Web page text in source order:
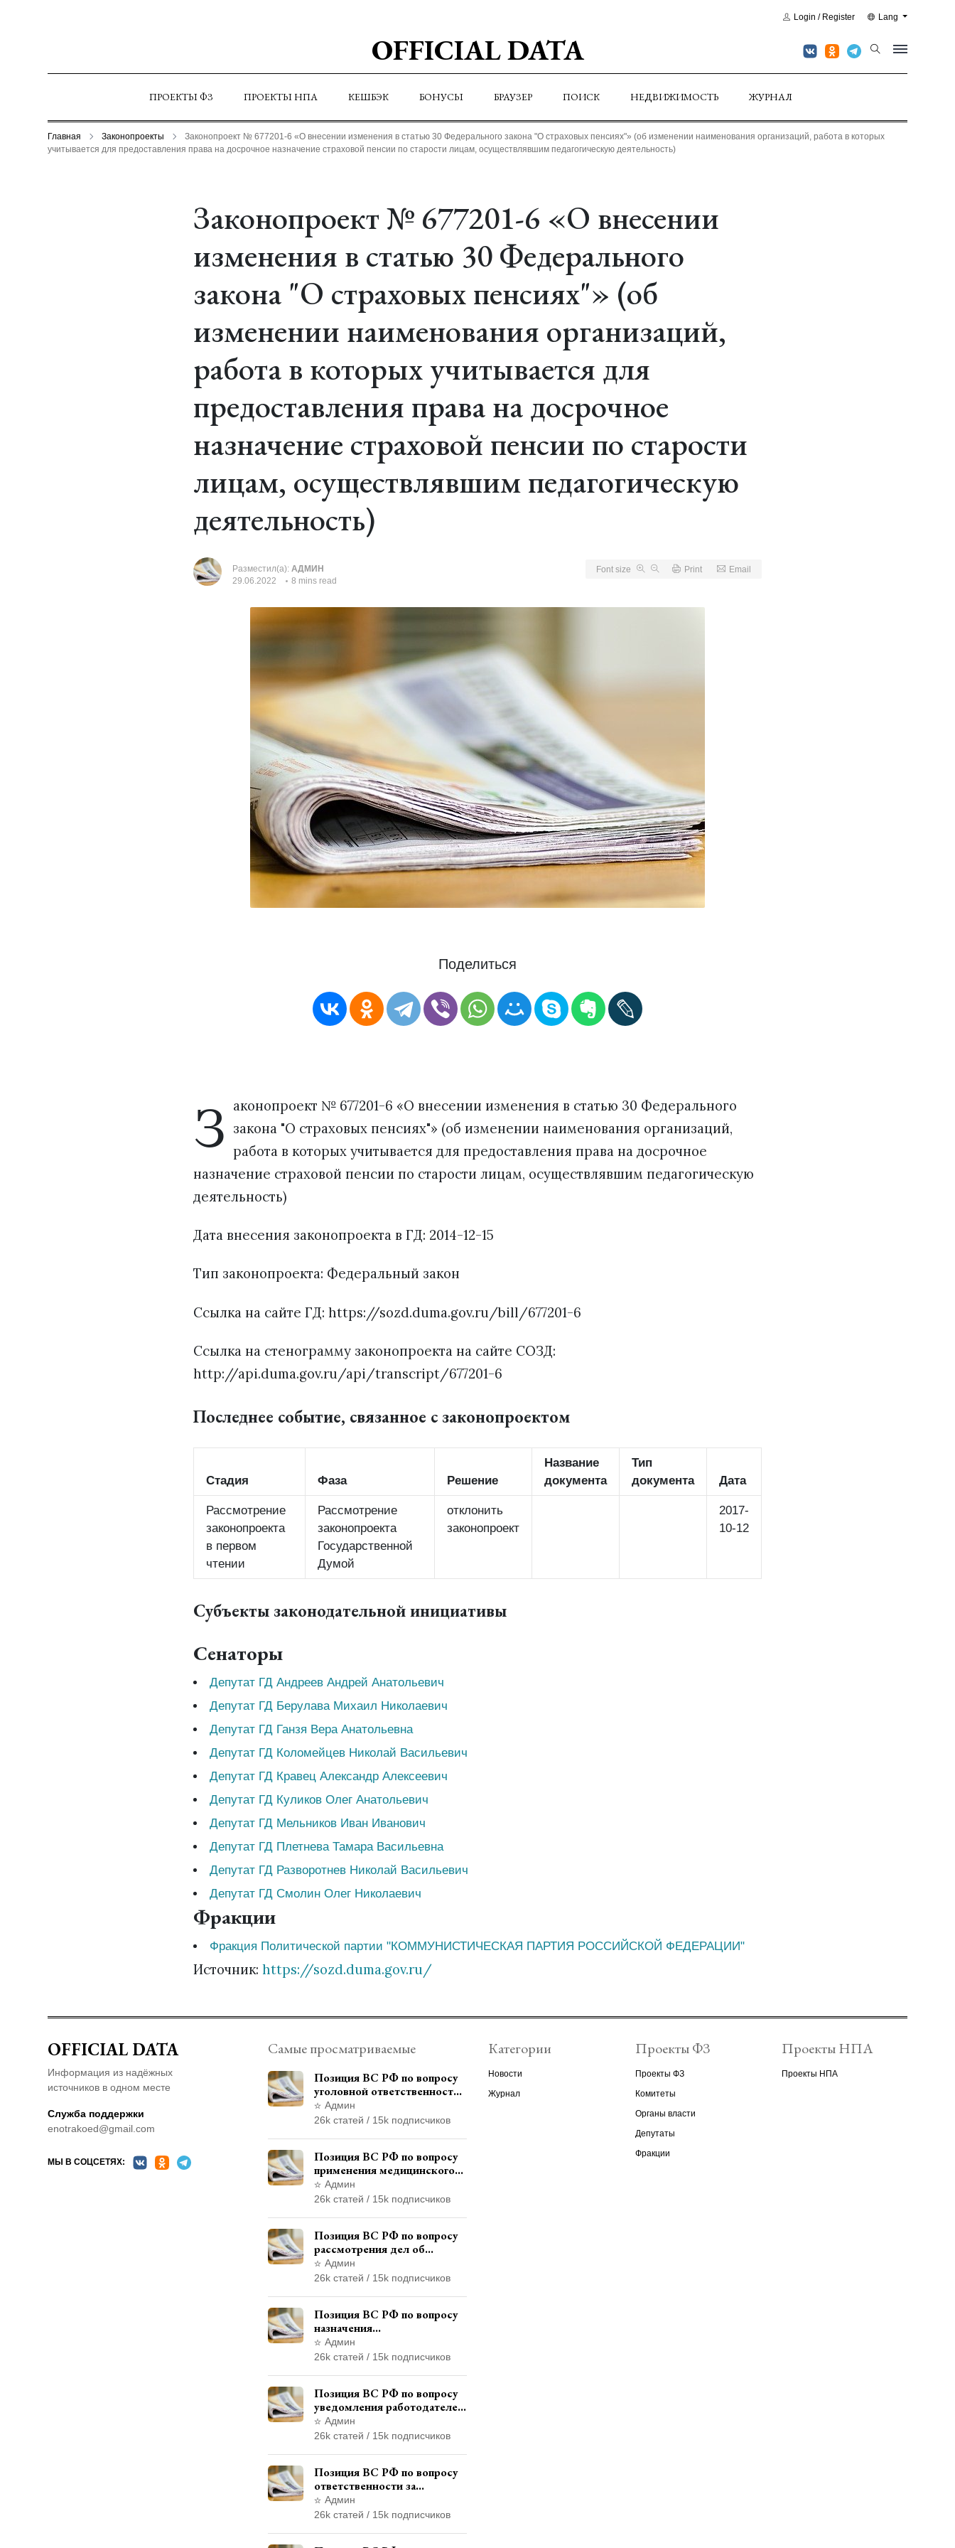
Login / Register Lang
OFFICIAL DATA
ПРОЕКТЫ ФЗ ПРОЕКТЫ НПА КЕШБЭК БОНУСЫ БРАУЗЕР ПОИСК НЕДВИЖИМОСТЬ ЖУРНАЛ
Главная Законопроекты
Законопроект № 677201-6 «О внесении изменения в статью 30 Федерального закона "О страховых пенсиях"» (об изменении наименования организаций, работа в которых
учитывается для предоставления права на досрочное назначение страховой пенсии по старости лицам, осуществлявшим педагогическую деятельность)
Законопроект № 677201-6 «О внесении
изменения в статью 30 Федерального
закона "О страховых пенсиях"» (об
изменении наименования организаций,
работа в которых учитывается для
предоставления права на досрочное
назначение страховой пенсии по старости
лицам, осуществлявшим педагогическую
деятельность)
Разместил(а): АДМИН
29.06.2022
8 mins read
Font size Print Email
Поделиться
З аконопроект № 677201-6 «О внесении изменения в статью 30 Федерального
закона "О страховых пенсиях"» (об изменении наименования организаций,
работа в которых учитывается для предоставления права на досрочное
назначение страховой пенсии по старости лицам, осуществлявшим педагогическую
деятельность)
Дата внесения законопроекта в ГД: 2014-12-15
Тип законопроекта: Федеральный закон
Ссылка на сайте ГД: https://sozd.duma.gov.ru/bill/677201-6
Ссылка на стенограмму законопроекта на сайте СОЗД:
http://api.duma.gov.ru/api/transcript/677201-6
Последнее событие, связанное с законопроектом
Стадия Фаза Решение
Название
документа
Тип
документа
Дата
Рассмотрение
законопроекта
в первом
чтении
Рассмотрение
законопроекта
Государственной
Думой
отклонить
законопроект
2017-
10-12
Субъекты законодательной инициативы
Сенаторы
Депутат ГД Андреев Андрей Анатольевич
Депутат ГД Берулава Михаил Николаевич
Депутат ГД Ганзя Вера Анатольевна
Депутат ГД Коломейцев Николай Васильевич
Депутат ГД Кравец Александр Алексеевич
Депутат ГД Куликов Олег Анатольевич
Депутат ГД Мельников Иван Иванович
Депутат ГД Плетнева Тамара Васильевна
Депутат ГД Разворотнев Николай Васильевич
Депутат ГД Смолин Олег Николаевич
Фракции
Фракция Политической партии "КОММУНИСТИЧЕСКАЯ ПАРТИЯ РОССИЙСКОЙ ФЕДЕРАЦИИ"
Источник: https://sozd.duma.gov.ru/
OFFICIAL DATA
Информация из надёжных
источников в одном месте
Служба поддержки
enotrakoed@gmail.com
МЫ В СОЦСЕТЯХ:
Самые просматриваемые
Позиция ВС РФ по вопросу
уголовной ответственности
за участие в
террористической
Админ
26k статей / 15k подписчиков
Позиция ВС РФ по вопросу
применения медицинского
освидетельствования
военнослужащих при
Админ
26k статей / 15k подписчиков
Позиция ВС РФ по вопросу
рассмотрения дел об
административных
правонарушениях по месту
ответственности
Админ
26k статей / 15k подписчиков
Позиция ВС РФ по вопросу
назначения
административного
наказания в виде лишения
Админ
26k статей / 15k подписчиков
Позиция ВС РФ по вопросу
уведомления работодателем
о заключении трудового
договора с бывшим
Админ
26k статей / 15k подписчиков
Позиция ВС РФ по вопросу
ответственности за
непредоставление
документов при проведении
Админ
26k статей / 15k подписчиков
Категории
Новости
Журнал
Проекты ФЗ
Проекты ФЗ
Комитеты
Органы власти
Депутаты
Фракции
Проекты НПА
Проекты НПА